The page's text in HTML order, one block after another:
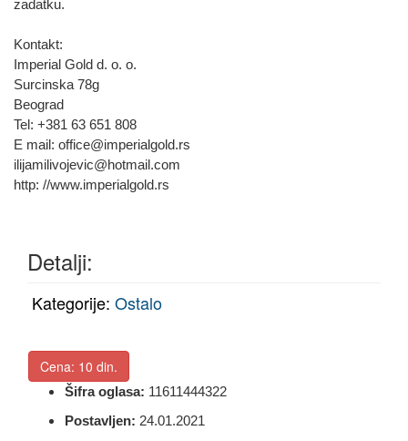
zadatku.
Kontakt:
Imperial Gold d. o. o.
Surcinska 78g
Beograd
Tel: +381 63 651 808
E mail: office@imperialgold.rs
ilijamilivojevic@hotmail.com
http: //www.imperialgold.rs
Detalji:
Kategorije: Ostalo
Cena: 10 din.
Šifra oglasa: 11611444322
Postavljen: 24.01.2021